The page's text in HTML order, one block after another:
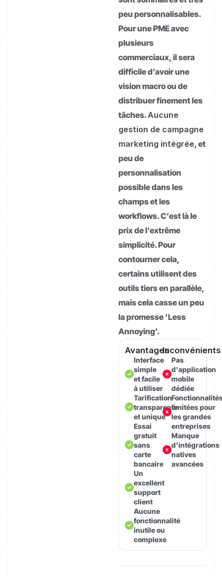
peu personnalisables.
Pour une PME avec
plusieurs
commerciaux, il sera
difficile d’avoir une
vision macro ou de
distribuer finement les
tâches. Aucune
gestion de campagne
marketing intégrée, et
peu de
personnalisation
possible dans les
champs et les
workflows. C’est là le
prix de l’extrême
simplicité. Pour
contourner cela,
certains utilisent des
outils tiers en parallèle,
mais cela casse un peu
la promesse ‘Less
Annoying’.
Avantages
Interface
simple
et facile
à utiliser
Tarification
transparente
et unique
Essai
gratuit
sans
carte
bancaire
Un
excellent
support
client
Aucune
fonctionnalité
inutile ou
complexe
Inconvénients
Pas
d'application
mobile
dédiée
limitées pour
les grandes
entreprises
Manque
d'intégrations
natives
avancées